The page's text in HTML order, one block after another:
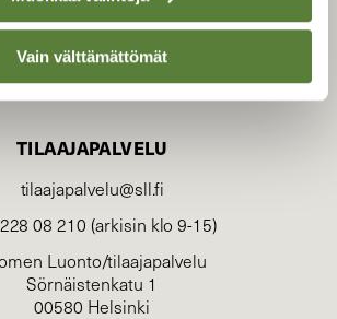
Vain välttämättömät
TILAAJAPALVELU
tilaajapalvelu@sll.fi
08 210 (arkisin klo 9-15)
Luonto/tilaajapalvelu
Sörnäistenkatu 1
00580 Helsinki